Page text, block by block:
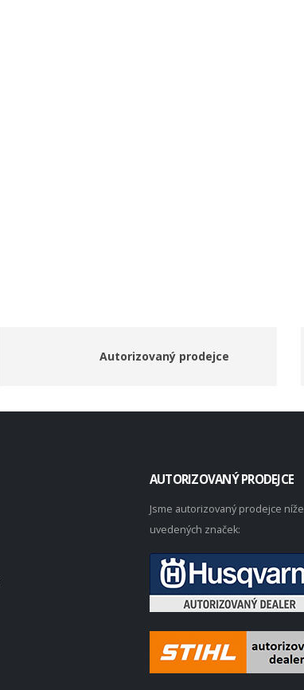
Autorizovaný prodejce
AUTORIZOVANÝ PRODEJCE
Jsme autorizovaný prodejce níže
uvedených značek: